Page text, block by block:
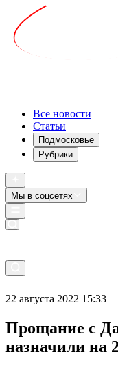
Все новости
Статьи
Подмосковье
Рубрики
Мы в соцсетях
22 августа 2022 15:33
Прощание с
назначили на